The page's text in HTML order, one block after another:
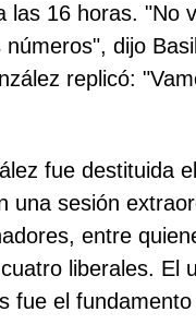
las 16 horas. "No
números", dijo
replicó:
fue destituida
una sesión
entre
liberales. El
fue el